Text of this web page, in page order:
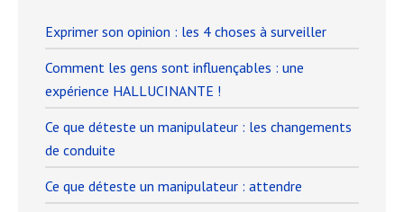
Exprimer son opinion : les 4 choses à surveiller
Comment les gens sont influençables : une
expérience HALLUCINANTE !
Ce que déteste un manipulateur : les changements
de conduite
Ce que déteste un manipulateur : attendre